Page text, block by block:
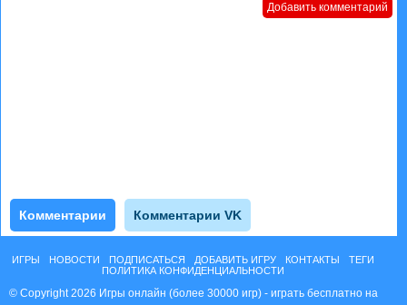
Комментарии Комментарии VK
ИГРЫ НОВОСТИ ПОДПИСАТЬСЯ ДОБАВИТЬ ИГРУ КОНТАКТЫ
ТЕГИ
ПОЛИТИКА КОНФИДЕНЦИАЛЬНОСТИ
© Copyright 2026 Игры онлайн (более 30000 игр) - играть бесплатно на